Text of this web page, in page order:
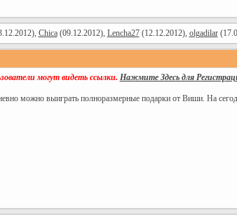
Chica(09.12.2012), Lencha27(12.12.2012), olgadilar
могут видеть ссылки. Нажмите Здесь для
можно выиграть полноразмерные подарки от Виши. На